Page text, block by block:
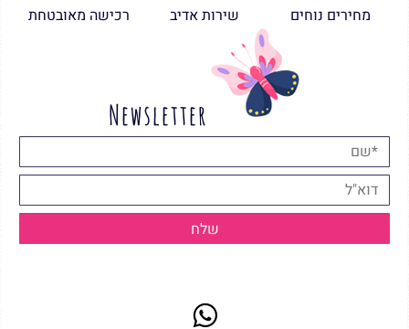
מחירים נוחים שירות אדיב רכישה מאובטחת
Newsletter